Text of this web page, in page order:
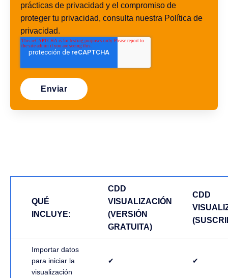
prácticas de privacidad y el compromiso de
proteger tu privacidad, consulta nuestra Política de
privacidad.
QUÉ
INCLUYE:
CDD
VISUALIZACIÓN
(VERSIÓN
GRATUITA)
CDD
Importar datos
para iniciar la
visualización
✔ ✔